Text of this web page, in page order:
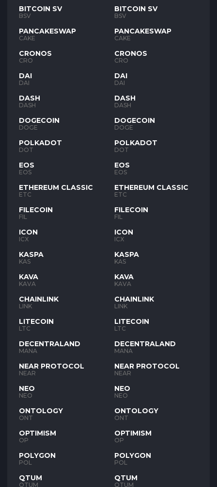
BITCOIN SV
BSV
PANCAKESWAP
CAKE
CRONOS
CRO
DAI
DAI
DASH
DASH
DOGECOIN
DOGE
POLKADOT
DOT
EOS
EOS
ETHEREUM CLASSIC
ETC
FILECOIN
FIL
ICON
ICX
KASPA
KAS
KAVA
KAVA
CHAINLINK
LINK
LITECOIN
LTC
DECENTRALAND
MANA
NEAR PROTOCOL
NEAR
NEO
NEO
ONTOLOGY
ONT
OPTIMISM
OP
POLYGON
POL
QTUM
QTUM
BITCOIN SV
BSV
PANCAKESWAP
CAKE
CRONOS
CRO
DAI
DAI
DASH
DASH
DOGECOIN
DOGE
POLKADOT
DOT
EOS
EOS
ETHEREUM CLASSIC
ETC
FILECOIN
FIL
ICON
ICX
KASPA
KAS
KAVA
KAVA
CHAINLINK
LINK
LITECOIN
LTC
DECENTRALAND
MANA
NEAR PROTOCOL
NEAR
NEO
NEO
ONTOLOGY
ONT
OPTIMISM
OP
POLYGON
POL
QTUM
QTUM